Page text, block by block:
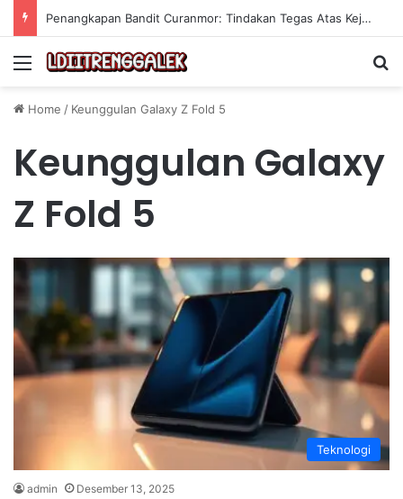
Penangkapan Bandit Curanmor: Tindakan Tegas Atas Kejahatan Sepeda Motor
Menu
Home / Keunggulan Galaxy Z Fold 5
Keunggulan Galaxy
Z Fold 5
Teknologi
admin Desember 13, 2025